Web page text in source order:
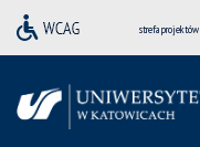
strefa projektów